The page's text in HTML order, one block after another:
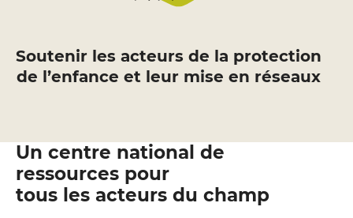
Soutenir les acteurs de la protection
de l’enfance et leur mise en réseaux
Un centre national de
ressources pour
tous les acteurs du champ